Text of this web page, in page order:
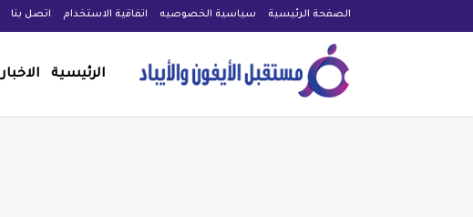
الصفحة الرئيسية سياسية الخصوصيه اتفاقية الاستخدام اتصل بنا
الرئيسية الاخبار